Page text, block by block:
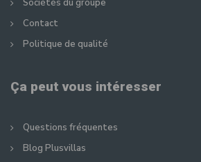
Sociétés du groupe
Contact
Politique de qualité
Ça peut vous intéresser
Questions fréquentes
Blog Plusvillas